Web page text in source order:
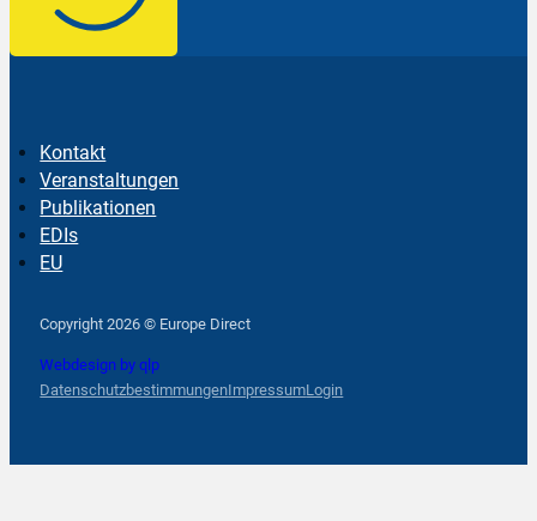
Kontakt
Veranstaltungen
Publikationen
EDIs
EU
Copyright 2026 © Europe Direct
Webdesign by qlp
DatenschutzbestimmungenImpressumLogin